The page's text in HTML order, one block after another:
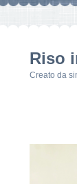
Riso
Creato da